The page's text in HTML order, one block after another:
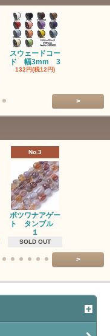
スウェードコー
ド 幅3mm 3
132円(税12円)
>
No.3
ボツワナアゲー
ト タンブル
１
SOLD OUT
>